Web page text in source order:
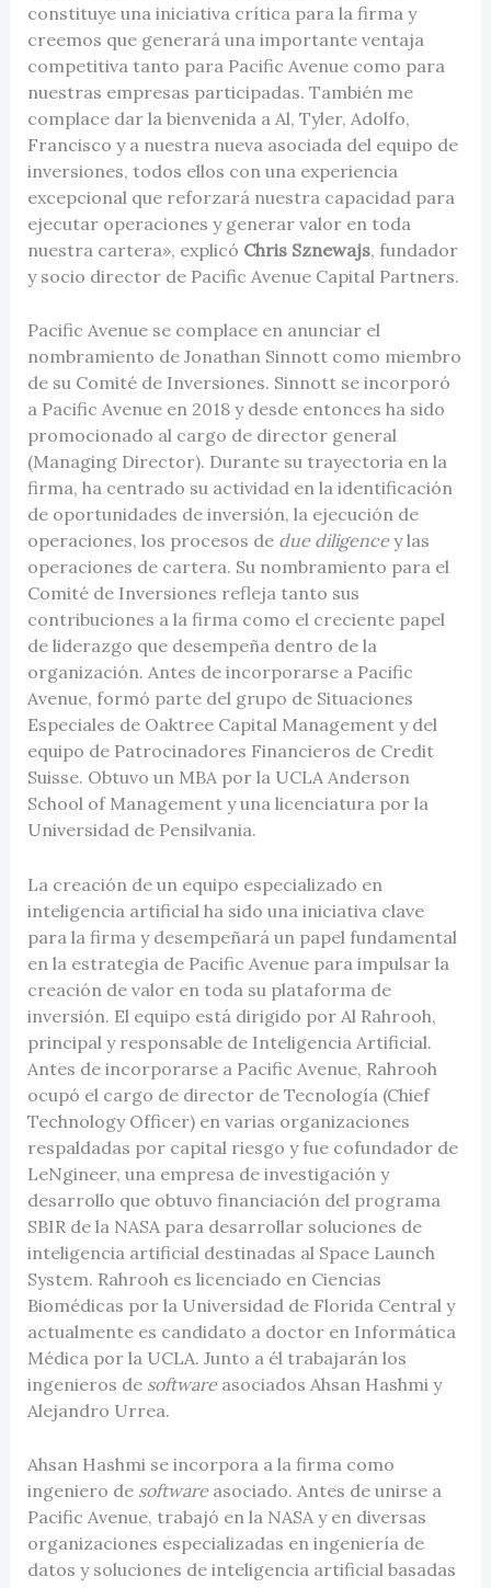
constituye una iniciativa crítica para la firma y
creemos que generará una importante ventaja
competitiva tanto para Pacific Avenue como para
nuestras empresas participadas. También me
complace dar la bienvenida a Al, Tyler, Adolfo,
Francisco y a nuestra nueva asociada del equipo de
inversiones, todos ellos con una experiencia
excepcional que reforzará nuestra capacidad para
ejecutar operaciones y generar valor en toda
nuestra cartera», explicó Chris Sznewajs, fundador
y socio director de Pacific Avenue Capital Partners.
Pacific Avenue se complace en anunciar el
nombramiento de Jonathan Sinnott como miembro
de su Comité de Inversiones. Sinnott se incorporó
a Pacific Avenue en 2018 y desde entonces ha sido
promocionado al cargo de director general
(Managing Director). Durante su trayectoria en la
firma, ha centrado su actividad en la identificación
de oportunidades de inversión, la ejecución de
operaciones, los procesos de due diligencey las
operaciones de cartera. Su nombramiento para el
Comité de Inversiones refleja tanto sus
contribuciones a la firma como el creciente papel
de liderazgo que desempeña dentro de la
organización. Antes de incorporarse a Pacific
Avenue, formó parte del grupo de Situaciones
Especiales de Oaktree Capital Management y del
equipo de Patrocinadores Financieros de Credit
Suisse. Obtuvo un MBA por la UCLA Anderson
School of Management y una licenciatura por la
Universidad de Pensilvania.
La creación de un equipo especializado en
inteligencia artificial ha sido una iniciativa clave
para la firma y desempeñará un papel fundamental
en la estrategia de Pacific Avenue para impulsar la
creación de valor en toda su plataforma de
inversión. El equipo está dirigido por Al Rahrooh,
principal y responsable de Inteligencia Artificial.
Antes de incorporarse a Pacific Avenue, Rahrooh
ocupó el cargo de director de Tecnología (Chief
Technology Officer) en varias organizaciones
respaldadas por capital riesgo y fue cofundador de
LeNgineer, una empresa de investigación y
desarrollo que obtuvo financiación del programa
SBIR de la NASA para desarrollar soluciones de
inteligencia artificial destinadas al Space Launch
System. Rahrooh es licenciado en Ciencias
Biomédicas por la Universidad de Florida Central y
actualmente es candidato a doctor en Informática
Médica por la UCLA. Junto a él trabajarán los
ingenieros de software asociados Ahsan Hashmi y
Alejandro Urrea.
Ahsan Hashmi se incorpora a la firma como
ingeniero de softwareasociado. Antes de unirse a
Pacific Avenue, trabajó en la NASA y en diversas
organizaciones especializadas en ingeniería de
datos y soluciones de inteligencia artificial basadas